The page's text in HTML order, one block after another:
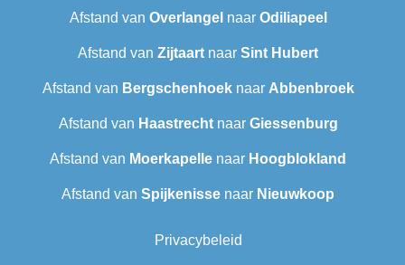
Afstand van Overlangel naar Odiliapeel
Afstand van Zijtaart naar Sint Hubert
Afstand van Bergschenhoeknaar Abbenbroek
Afstand van Haastrechtnaar Giessenburg
Afstand van Moerkapelle naar Hoogblokland
Afstand van Spijkenisse naar Nieuwkoop
Privacybeleid